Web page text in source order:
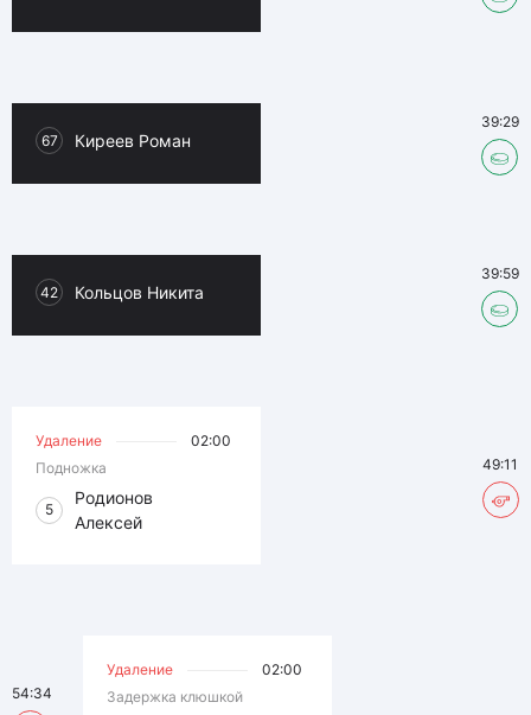
67 Киреев Роман
39:29
42 Кольцов Никита
39:59
Удаление
02:00
Подножка
5
Родионов
Алексей
49:11
Удаление
02:00
Задержка клюшкой
54:34